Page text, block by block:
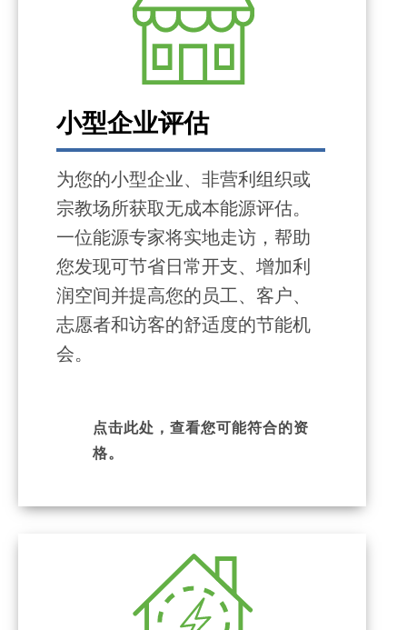
小型企业评估
为您的小型企业、非营利组织或
宗教场所获取无成本能源评估。
一位能源专家将实地走访，帮助
您发现可节省日常开支、增加利
润空间并提高您的员工、客户、
志愿者和访客的舒适度的节能机
会。
点击此处，查看您可能符合的资
格。